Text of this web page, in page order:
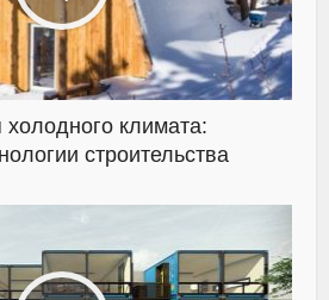
климата:
строительства